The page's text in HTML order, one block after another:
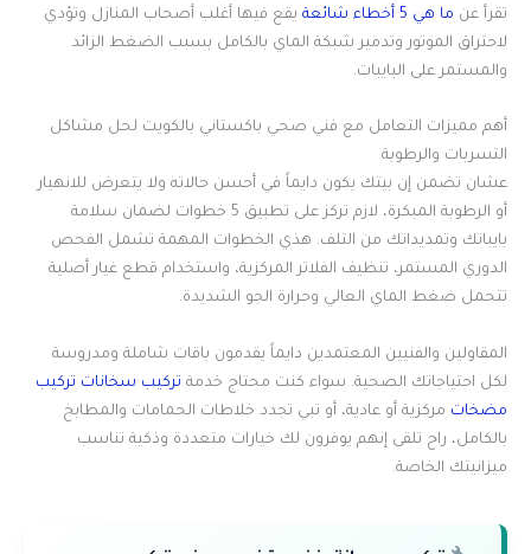
تقرأ عن ما هي 5 أخطاء شائعة
يقع فيها أغلب أصحاب المنازل وتؤدي
لاحتراق الموتور وتدمير شبكة الماي بالكامل بسبب الضغط الزائد
والمستمر على البايبات.
أهم مميزات التعامل مع فني صحي باكستاني بالكويت لحل مشاكل
التسربات والرطوبة
عشان تضمن إن بيتك يكون دايماً في أحسن حالاته ولا يتعرض للانهيار
أو الرطوبة المبكرة، لازم تركز على تطبيق 5 خطوات لضمان سلامة
بايباتك وتمديداتك من التلف. هذي الخطوات المهمة تشمل الفحص
الدوري المستمر، تنظيف الفلاتر المركزية، واستخدام قطع غيار أصلية
تتحمل ضغط الماي العالي وحرارة الجو الشديدة.
المقاولين والفنيين المعتمدين دايماً يقدمون باقات شاملة ومدروسة
لكل احتياجاتك الصحية. سواء كنت محتاج خدمة تركيب سخانات تركيب
مضخات مركزية أو عادية، أو تبي تجدد خلاطات الحمامات والمطابخ
بالكامل، راح تلقى إنهم يوفرون لك خيارات متعددة وذكية تناسب
ميزانيتك الخاصة.